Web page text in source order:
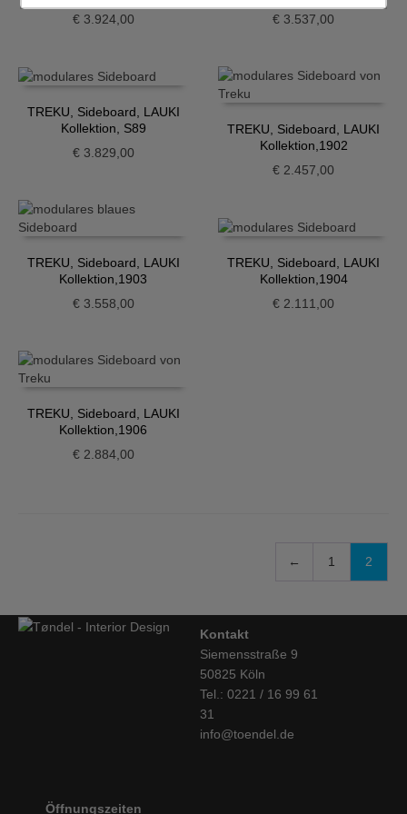
€3.924,00
€ 3.537,00
TREKU, Sideboard, LAUKI
Kollektion, S89
€3.829,00
TREKU, Sideboard, LAUKI
Kollektion,1902
€ 2.457,00
TREKU, Sideboard, LAUKI
Kollektion,1903
€3.558,00
TREKU, Sideboard, LAUKI
Kollektion,1904
€ 2.111,00
TREKU, Sideboard, LAUKI
Kollektion,1906
€2.884,00
← 1 2
Kontakt
Siemensstraße 9
50825 Köln
Tel.: 0221 / 16 99 61
31
info@toendel.de
Öffnungszeiten